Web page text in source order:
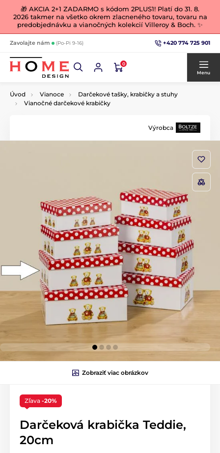
🎁 AKCIA 2+1 ZADARMO s kódom 2PLUS1! Platí do 31. 8.
2026 takmer na všetko okrem zlacneného tovaru, tovaru na
predobjednávku a vianočných kolekcií Villeroy & Boch. ✨
Zavolajte nám (Po-Pi 9-16) +420 774 725 901
0
Menu
Úvod Vianoce
Darčekové tašky, krabičky a stuhy
Vianočné darčekové krabičky
Výrobca
Zobraziť viac obrázkov
Zľava -20%
Darčeková krabička Teddie,
20cm